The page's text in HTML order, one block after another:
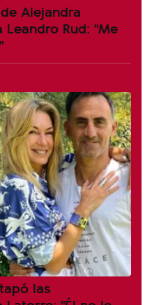
Alejandra
Rud: "Me
las